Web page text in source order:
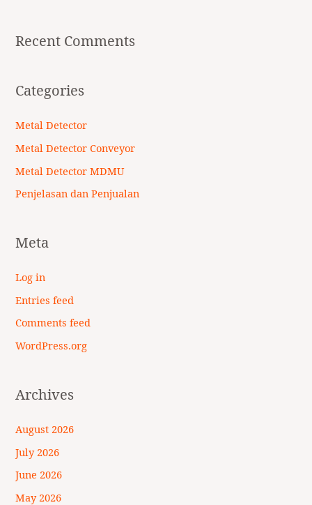
Recent Comments
Categories
Metal Detector
Metal Detector Conveyor
Metal Detector MDMU
Penjelasan dan Penjualan
Meta
Log in
Entries feed
Comments feed
WordPress.org
Archives
August 2026
July 2026
June 2026
May 2026